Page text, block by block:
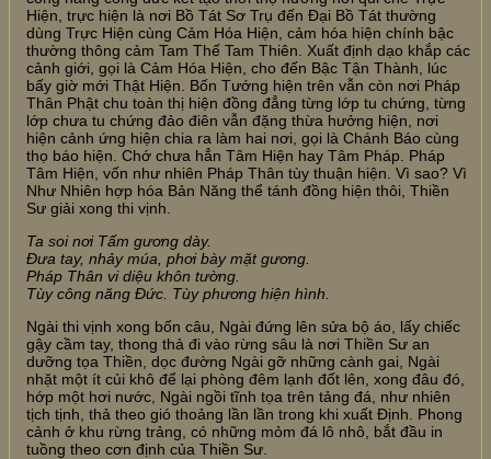
Hiện, trực hiện là nơi Bồ Tát Sơ Trụ đến Đại Bồ Tát thường
dùng Trực Hiện cùng Cảm Hóa Hiện, cảm hóa hiện chính bậc
thường thông cảm Tam Thế Tam Thiên. Xuất định dạo khắp các
cảnh giới, gọi là Cảm Hóa Hiện, cho đến Bậc Tận Thành, lúc
bấy giờ mới Thật Hiện. Bốn Tướng hiện trên vẫn còn nơi Pháp
Thân Phật chu toàn thị hiện đồng đẳng từng lớp tu chứng, từng
lớp chưa tu chứng đảo điên vẫn đặng thừa hưởng hiện, nơi
hiện cảnh ứng hiện chia ra làm hai nơi, gọi là Chánh Báo cùng
thọ báo hiện. Chớ chưa hẳn Tâm Hiện hay Tâm Pháp. Pháp
Tâm Hiện, vốn như nhiên Pháp Thân tùy thuận hiện. Vì sao? Vì
Như Nhiên hợp hóa Bản Năng thể tánh đồng hiện thôi, Thiền
Sư giải xong thi vịnh.
Ta soi nơi Tấm gương dày.
Đưa tay, nhảy múa, phơi bày mặt gương.
Pháp Thân vi diệu khôn tường.
Tùy công năng Đức. Tùy phương hiện hình.
Ngài thi vịnh xong bốn câu, Ngài đứng lên sửa bộ áo, lấy chiếc
gậy cầm tay, thong thả đi vào rừng sâu là nơi Thiền Sư an
dưỡng tọa Thiền, dọc đường Ngài gỡ những cành gai, Ngài
nhặt một ít củi khô để lại phòng đêm lạnh đốt lên, xong đâu đó,
hớp một hơi nước, Ngài ngồi tĩnh tọa trên tảng đá, như nhiên
tịch tịnh, thả theo gió thoảng lần lần trong khi xuất Định. Phong
cảnh ở khu rừng trảng, có những mỏm đá lô nhô, bắt đầu in
tuồng theo cơn định của Thiền Sư.